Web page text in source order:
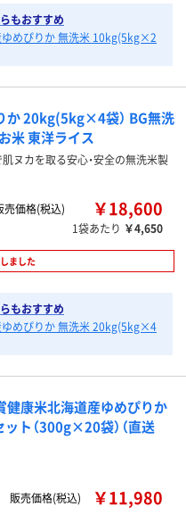
もおすすめ
ゆめぴりか 無洗米 10kg(5kg×2
か 20kg(5kg×4袋） BG無洗
米 東洋ライス
肌ヌカを取る安心・安全の無洗米製
売価格(税込) ￥18,600
1袋あたり ￥4,650
ました
もおすすめ
ゆめぴりか 無洗米 20kg(5kg×4
健康米北海道産ゆめぴりか
ト（300g×20袋）（直送
販売価格(税込) ￥11,980